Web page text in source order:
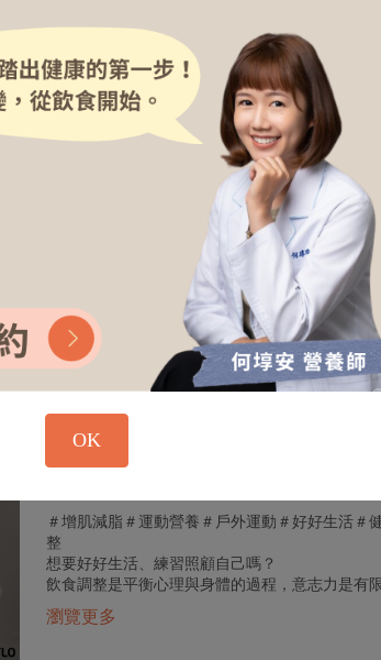
瑾瑾營養師
體重控制、 上班族營養、 運動營養
豐富的臨床及保健品經驗，也是位馬拉松跑者，深
達成目標過程中的挑戰和需求，不只是你的營養師
芊羽營養師
＃增肌減脂＃運動營養＃戶外運動＃好好生活＃
整
想要好好生活、練習照顧自己嗎？
飲食調整是平衡心理與身體的過程，意志力是有
瀏覽更多
OK